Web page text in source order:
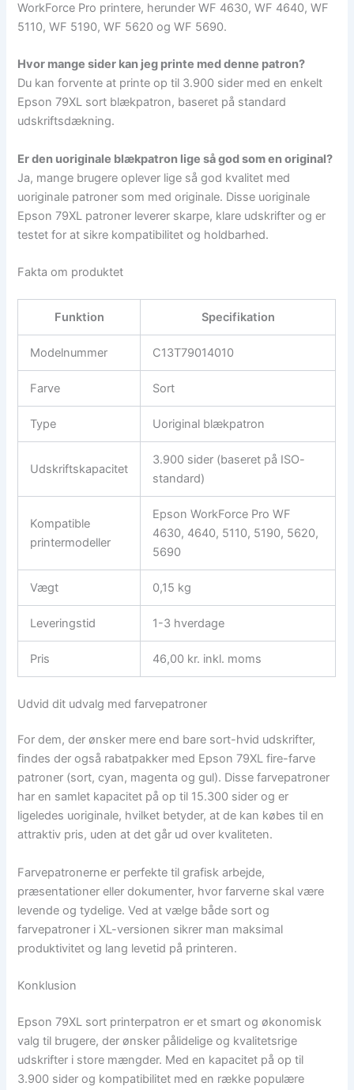
WorkForce Pro printere, herunder WF 4630, WF 4640, WF
5110, WF 5190, WF 5620 og WF 5690.
Hvor mange sider kan jeg printe med denne patron?
Du kan forvente at printe op til 3.900 sider med en enkelt
Epson 79XL sort blækpatron, baseret på standard
udskriftsdækning.
Er den uoriginale blækpatron lige så god som en original?
Ja, mange brugere oplever lige så god kvalitet med
uoriginale patroner som med originale. Disse uoriginale
Epson 79XL patroner leverer skarpe, klare udskrifter og er
testet for at sikre kompatibilitet og holdbarhed.
Fakta om produktet
Funktion Specifikation
Modelnummer C13T79014010
Farve Sort
Type Uoriginal blækpatron
Udskriftskapacitet
3.900 sider (baseret på ISO-
standard)
Kompatible
printermodeller
Epson WorkForce Pro WF
4630, 4640, 5110, 5190, 5620,
5690
Vægt 0,15 kg
Leveringstid 1-3 hverdage
Pris 46,00 kr. inkl. moms
Udvid dit udvalg med farvepatroner
For dem, der ønsker mere end bare sort-hvid udskrifter,
findes der også rabatpakker med Epson 79XL fire-farve
patroner (sort, cyan, magenta og gul). Disse farvepatroner
har en samlet kapacitet på op til 15.300 sider og er
ligeledes uoriginale, hvilket betyder, at de kan købes til en
attraktiv pris, uden at det går ud over kvaliteten.
Farvepatronerne er perfekte til grafisk arbejde,
præsentationer eller dokumenter, hvor farverne skal være
levende og tydelige. Ved at vælge både sort og
farvepatroner i XL-versionen sikrer man maksimal
produktivitet og lang levetid på printeren.
Konklusion
Epson 79XL sort printerpatron er et smart og økonomisk
valg til brugere, der ønsker pålidelige og kvalitetsrige
udskrifter i store mængder. Med en kapacitet på op til
3.900 sider og kompatibilitet med en række populære